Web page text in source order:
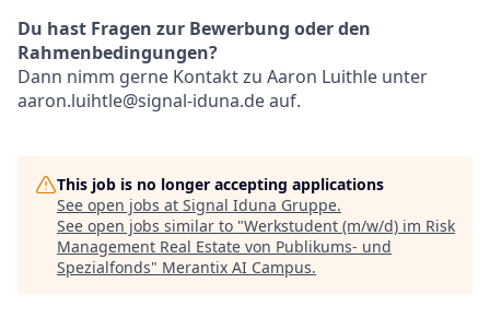
Du hast Fragen zur Bewerbung oder den
Rahmenbedingungen?
Dann nimm gerne Kontakt zu Aaron Luithle unter
aaron.luihtle@signal-iduna.de auf.
This job is no longer accepting applications
See open jobs at Signal Iduna Gruppe.
See open jobs similar to "Werkstudent (m/w/d) im Risk
Management Real Estate von Publikums- und
Spezialfonds" Merantix AI Campus.